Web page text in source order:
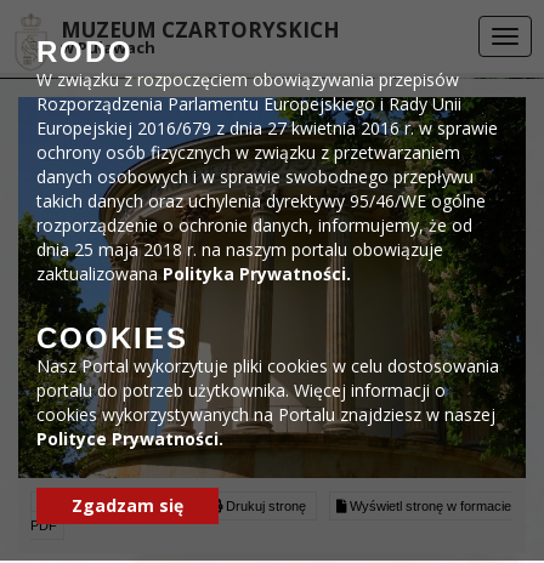
DEKLARACJA DOSTĘPNOŚCI
MUZEUM CZARTORYSKICH
w Puławach
Czytaj artykuł (lektor) Drukuj stronę
Wyświetl stronę w formacie
PDF
RODO
W związku z rozpoczęciem obowiązywania przepisów
Rozporządzenia Parlamentu Europejskiego i Rady Unii
Europejskiej 2016/679 z dnia 27 kwietnia 2016 r. w sprawie
ochrony osób fizycznych w związku z przetwarzaniem
danych osobowych i w sprawie swobodnego przepływu
takich danych oraz uchylenia dyrektywy 95/46/WE ogólne
rozporządzenie o ochronie danych, informujemy, że od
dnia 25 maja 2018 r. na naszym portalu obowiązuje
zaktualizowanaPolityka Prywatności.
COOKIES
Nasz Portal wykorzytuje pliki cookies w celu dostosowania
portalu do potrzeb użytkownika. Więcej informacji o
cookies wykorzystywanych na Portalu znajdziesz w naszej
Polityce Prywatności.
Zgadzam się